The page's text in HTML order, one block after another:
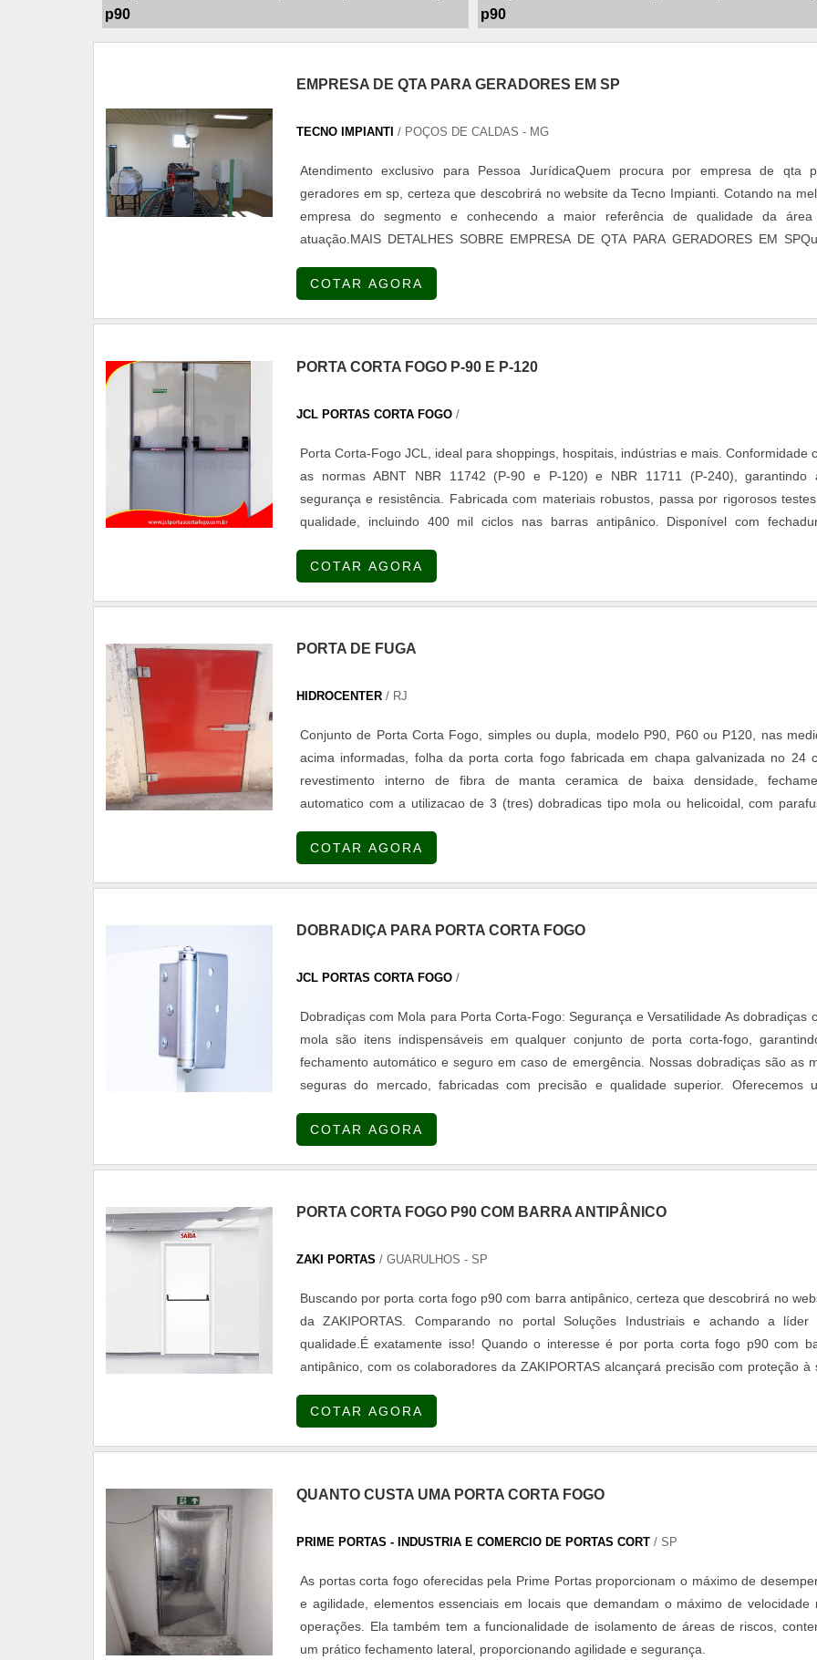
p90
p90
EMPRESA DE QTA PARA GERADORES EM SP
TECNO IMPIANTI / POÇOS DE CALDAS - MG
Atendimento exclusivo para Pessoa JurídicaQuem procura por empresa de qta
geradores em sp, certeza que descobrirá no website da Tecno Impianti. Cotando na
empresa do segmento e conhecendo a maior referência de qualidade da
atuação.MAIS DETALHES SOBRE EMPRESA DE QTA PARA GERADORES EM
Impianti. Uma empresa com alto know-how em automação industrial e energia
de grande valia para saber a procedência e seriedade da empresa.Existem muitas
pelos quais a Tecno Impianti é a melhor escolha quando pesquisar por empresa de qta
pelo fato de a empresa possuir escritório de alta qualidade onde são realizadas
atividades e equipamentos de última geração. Todos esses fatores, agregados a
equipe com colaboradores proativos e trabalhadores de alta qualidade, comprovam
COTAR AGORA
PORTA CORTA FOGO P-90 E P-120
JCL PORTAS CORTA FOGO/
Porta Corta-Fogo JCL, ideal para shoppings, hospitais, indústrias e mais. Conformidade
as normas ABNT NBR 11742 (P-90 e P-120) e NBR 11711 (P-240), garantindo
segurança e resistência. Fabricada com materiais robustos, passa por rigorosos
qualidade, incluindo 400 mil ciclos nas barras antipânico. Disponível com
exigências de segurança.
COTAR AGORA
PORTA DE FUGA
HIDROCENTER/ RJ
Conjunto de Porta Corta Fogo, simples ou dupla, modelo P90, P60 ou P120, nas
acima informadas, folha da porta corta fogo fabricada em chapa galvanizada no 24
revestimento interno de fibra de manta ceramica de baixa densidade,
automatico com a utilizacao de 3 (tres) dobradicas tipo mola ou helicoidal, com
COTAR AGORA
DOBRADIÇA PARA PORTA CORTA FOGO
JCL PORTAS CORTA FOGO/
Dobradiças com Mola para Porta Corta-Fogo: Segurança e Versatilidade As dobradiças com
mola são itens indispensáveis em qualquer conjunto de porta corta-fogo,
fechamento automático e seguro em caso de emergência. Nossas dobradiças são as
seguras do mercado, fabricadas com precisão e qualidade superior. Oferecemos
dobradiças, você assegura a máxima proteção, sem abrir mão da estética, em
COTAR AGORA
PORTA CORTA FOGO P90 COM BARRA ANTIPÂNICO
ZAKI PORTAS / GUARULHOS - SP
Buscando por porta corta fogo p90 com barra antipânico, certeza que descobrirá no
da ZAKIPORTAS. Comparando no portal Soluções Industriais e achando a líder
qualidade.É exatamente isso! Quando o interesse é por porta corta fogo p90 com
antipânico, com os colaboradores da ZAKIPORTAS alcançará precisão com proteção à
ANTIP NICOA ZAKIPORTAS foca seus recursos em criar uma estrutura com escritório
mesma deve prezar pelos produtos e serviços com ótima qualidade e precisão,
cliente.Isso tudo é a razão pela qual a ZAKIPORTAS é ética quando falamos do
COTAR AGORA
QUANTO CUSTA UMA PORTA CORTA FOGO
PRIME PORTAS - INDUSTRIA E COMERCIO DE PORTAS CORT/ SP
As portas corta fogo oferecidas pela Prime Portas proporcionam o máximo de
e agilidade, elementos essenciais em locais que demandam o máximo de velocidade
operações. Ela também tem a funcionalidade de isolamento de áreas de riscos,
um prático fechamento lateral, proporcionando agilidade e segurança.